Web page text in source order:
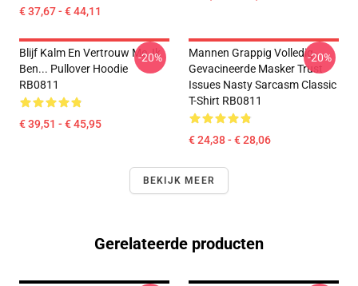
€ 37,67 - € 44,11
Blijf Kalm En Vertrouw Me, Ik
Ben... Pullover Hoodie
RB0811
€ 39,51 - € 45,95
-20%
Mannen Grappig Volledig-
Gevacineerde Masker Trust
Issues Nasty Sarcasm Classic
T-Shirt RB0811
€ 24,38 - € 28,06
-20%
BEKIJK MEER
Gerelateerde producten